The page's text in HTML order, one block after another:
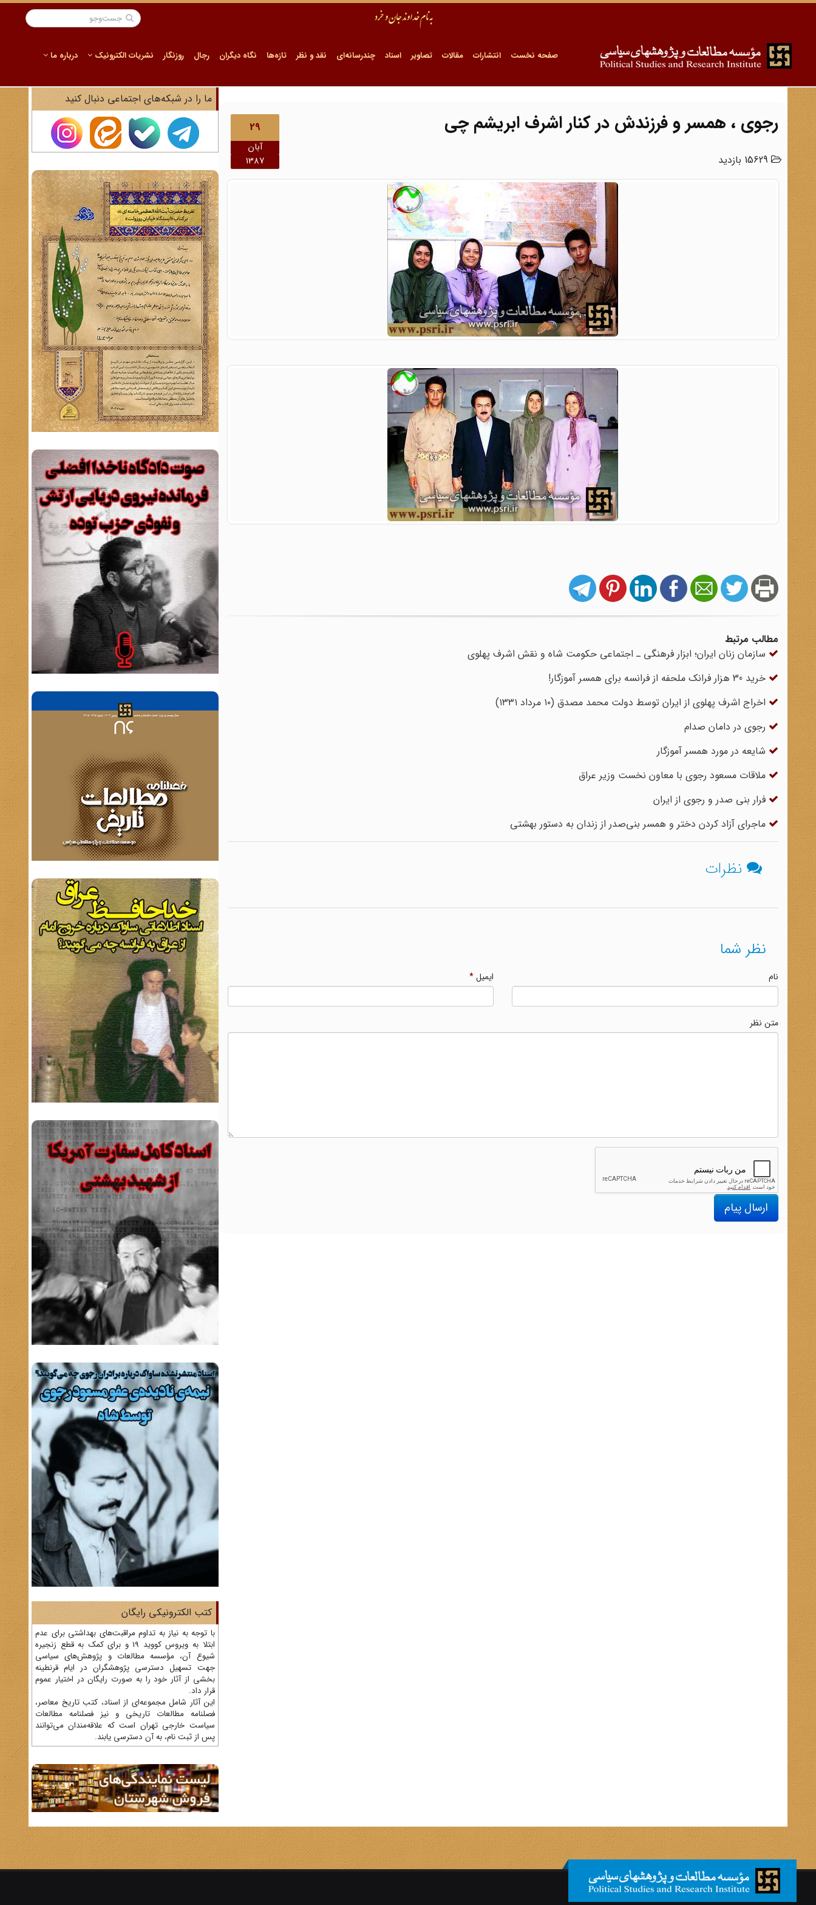
صفحه نخست انتشارات مقالات تصاویر اسناد چندرسانه‌ای نقد و نظر تازه‌ها نگاه دیگران رجال روزنگار نشریات الکترونیک درباره ما
29
آبان
1387
رجوی ، همسر و فرزندش در کنار اشرف ابریشم چی
مطالب مرتبط
سازمان زنان ایران؛ ابزار فرهنگی ـ اجتماعی حکومت شاه و نقش اشرف پهلوی
خرید 30 هزار فرانک ملحفه از فرانسه برای همسر آموزگار!
اخراج اشرف پهلوی از ایران توسط دولت محمد مصدق (۱۰ مرداد ۱۳۳۱)
رجوی در دامان صدام
شایعه در مورد همسر آموزگار
ملاقات مسعود رجوی با معاون نخست وزیر عراق
فرار بنی صدر و رجوی از ایران
ماجرای آزاد کردن دختر و همسر بنی‌صدر از زندان به دستور بهشتی
نظرات
نظر شما
نام ایمیل*
متن نظر
ارسال پیام
ما را در شبکه‌های اجتماعی دنبال کنید
کتب الکترونیکی رایگان
با توجه به نیاز به تداوم مراقبت‌های بهداشتی برای عدم
ابتلا به ویروس کووید 19 و برای کمک به قطع زنجیره
شیوع آن، مؤسسه مطالعات و پژوهش‌های سیاسی
جهت تسهیل دسترسی پژوهشگران در ایام قرنطینه
بخشی از آثار خود را به صورت رایگان در اختیار عموم
قرار داد.
این آثار شامل مجموعه‌ای از اسناد، کتب تاریخ معاصر،
فصلنامه‌ مطالعات تاریخی و نیز فصلنامه مطالعات
سیاست خارجی تهران است که علاقه‌مندان می‌توانند
پس از ثبت نام، به آن دسترسی یابند.